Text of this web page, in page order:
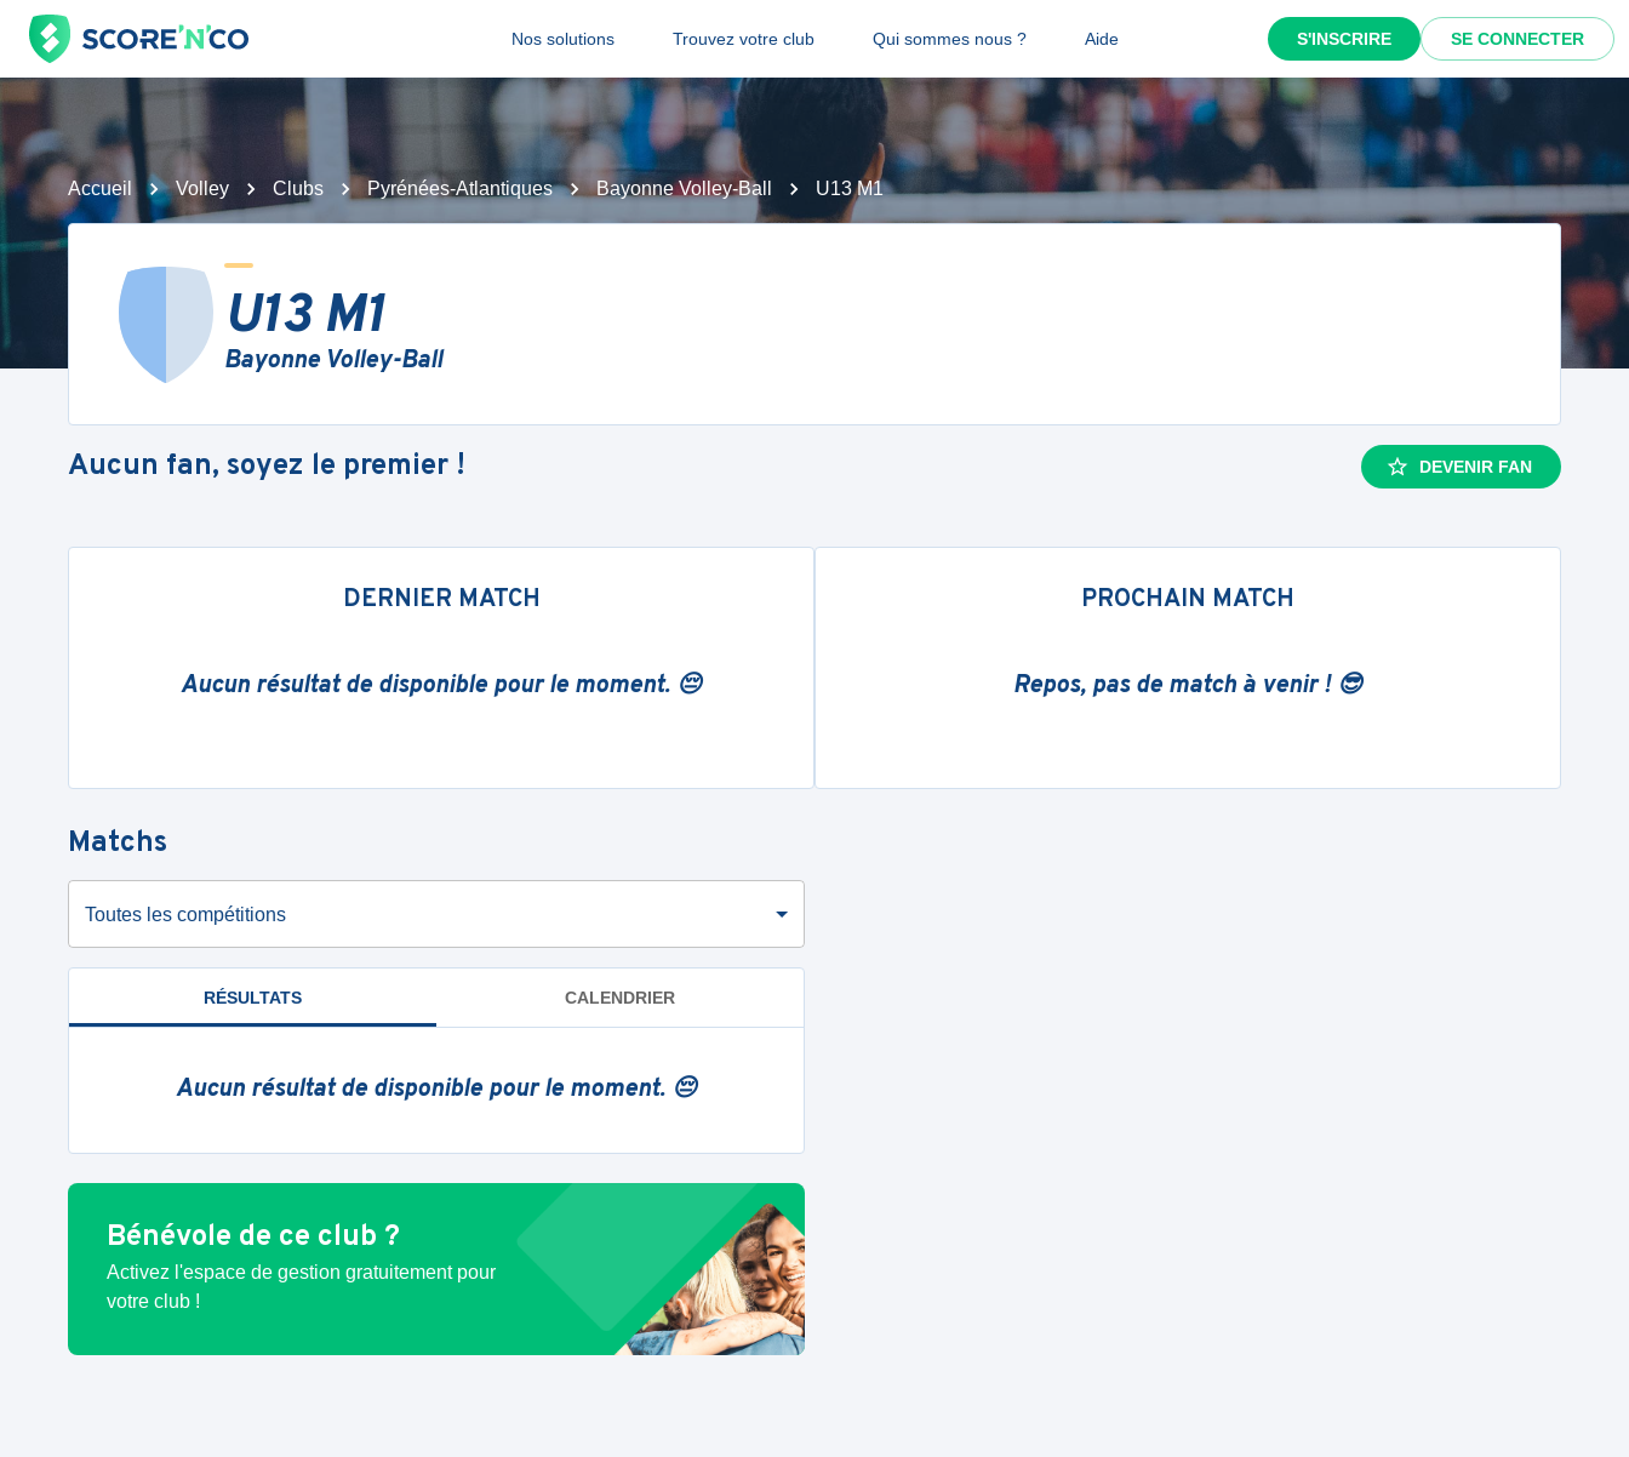
Nos solutions Trouvez votre club Qui sommes nous ? Aide S'INSCRIRE SE CONNECTER
Accueil Volley Clubs Pyrénées-Atlantiques Bayonne Volley-Ball U13 M1
U13 M1
Bayonne Volley-Ball
Aucun fan, soyez le premier ! DEVENIR FAN
DERNIER MATCH
Aucun résultat de disponible pour le moment. 😔
PROCHAIN MATCH
Repos, pas de match à venir ! 😎
Matchs
Toutes les compétitions
RÉSULTATS CALENDRIER
Aucun résultat de disponible pour le moment. 😔
Bénévole de ce club ?
Activez l'espace de gestion gratuitement pour
votre club !